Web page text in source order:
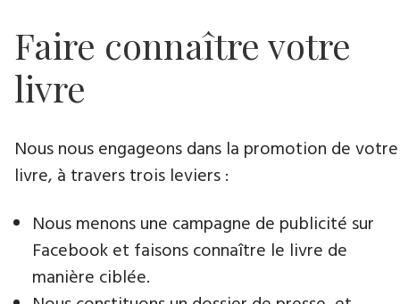
Faire connaître votre
livre
Nous nous engageons dans la promotion de votre
livre, à travers trois leviers :
Nous menons une campagne de publicité sur
Facebook et faisons connaître le livre de
manière ciblée.